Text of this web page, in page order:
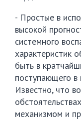
- Простые в
высокой
системного
характеристик
быть в
поступающего в
Известно, что
механизмом и